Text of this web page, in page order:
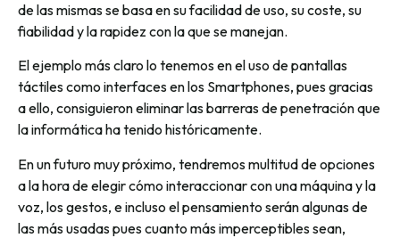
de las mismas se basa en su facilidad de uso, su coste, su
fiabilidad y la rapidez con la que se manejan.
El ejemplo más claro lo tenemos en el uso de pantallas
táctiles como interfaces en los Smartphones, pues gracias
a ello, consiguieron eliminar las barreras de penetración que
la informática ha tenido históricamente.
En un futuro muy próximo, tendremos multitud de opciones
a la hora de elegir cómo interaccionar con una máquina y la
voz, los gestos, e incluso el pensamiento serán algunas de
las más usadas pues cuanto más imperceptibles sean,